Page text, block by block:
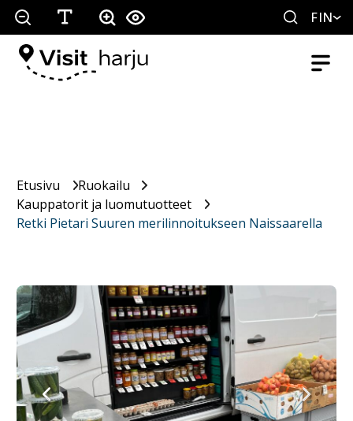
FIN
Etusivu
Ruokailu
Kauppatorit ja luomutuotteet
Retki Pietari Suuren merilinnoitukseen Naissaarella